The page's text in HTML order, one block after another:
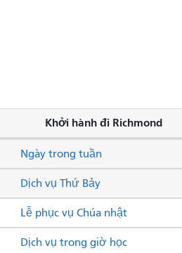
Khởi hành đi Richmond
Dịch vụ Thứ Bảy
Lễ phục vụ Chúa nhật
Ngày trong tuần
Dịch vụ trong giờ học